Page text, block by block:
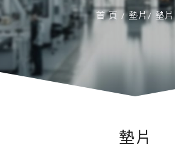
首 頁 墊片 墊片
墊片